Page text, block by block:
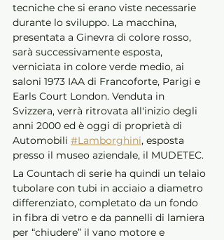
tecniche che si erano viste necessarie
durante lo sviluppo. La macchina,
presentata a Ginevra di colore rosso,
sarà successivamente esposta,
verniciata in colore verde medio, ai
saloni 1973 IAA di Francoforte, Parigi e
Earls Court London. Venduta in
Svizzera, verrà ritrovata all'inizio degli
anni 2000 ed è oggi di proprietà di
Automobili #Lamborghini, esposta
presso il museo aziendale, il MUDETEC.
La Countach di serie ha quindi un telaio
tubolare con tubi in acciaio a diametro
differenziato, completato da un fondo
in fibra di vetro e da pannelli di lamiera
per “chiudere” il vano motore e